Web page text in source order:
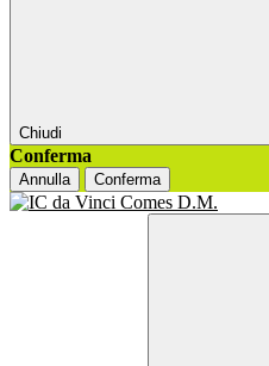
Chiudi
Conferma
Annulla Conferma